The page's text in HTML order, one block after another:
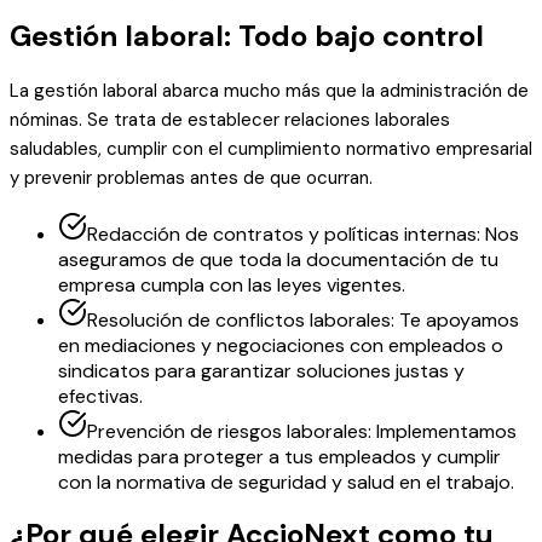
Gestión laboral: Todo bajo control
La gestión laboral abarca mucho más que la administración de
nóminas. Se trata de establecer relaciones laborales
saludables, cumplir con el cumplimiento normativo empresarial
y prevenir problemas antes de que ocurran.
Redacción de contratos y políticas internas: Nos
aseguramos de que toda la documentación de tu
empresa cumpla con las leyes vigentes.
Resolución de conflictos laborales: Te apoyamos
en mediaciones y negociaciones con empleados o
sindicatos para garantizar soluciones justas y
efectivas.
Prevención de riesgos laborales: Implementamos
medidas para proteger a tus empleados y cumplir
con la normativa de seguridad y salud en el trabajo.
¿Por qué elegir AccioNext como tu